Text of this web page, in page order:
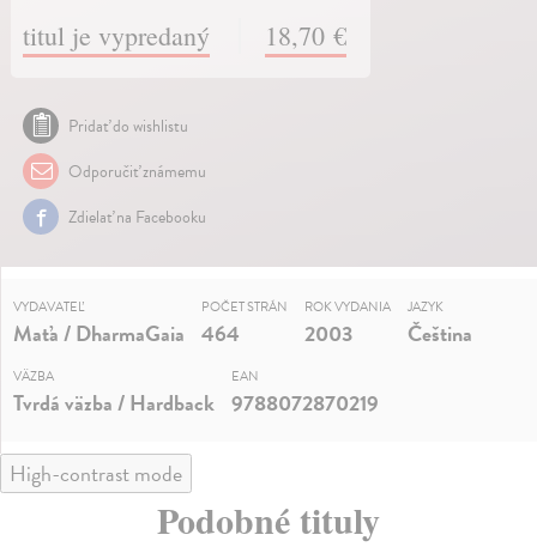
titul je vypredaný 18,70 €
Pridať do wishlistu
Odporučiť známemu
Zdielať na Facebooku
VYDAVATEĽ
Maťa / DharmaGaia
POČET STRÁN
464
ROK VYDANIA
2003
JAZYK
Čeština
VÄZBA
Tvrdá väzba / Hardback
EAN
9788072870219
High-contrast mode
Podobné tituly